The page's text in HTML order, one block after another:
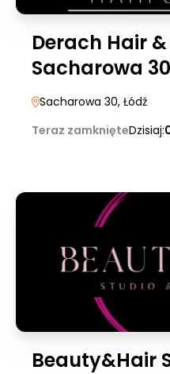
Derach Hair
Sacharowa
Sacharowa 30, Łódź
Teraz zamknięteDzisiaj:
Beauty&Hair